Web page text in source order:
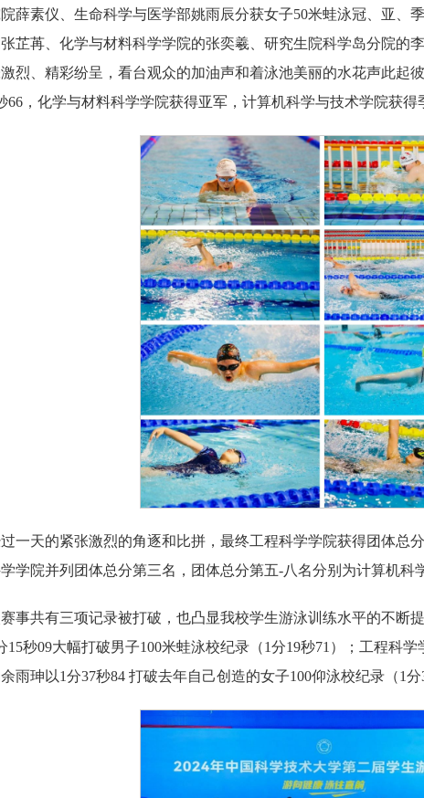
薛素仪、生命科学与医学部姚雨辰分获女子50米蛙泳冠、亚、
芷苒、化学与材料科学学院的张奕羲、研究生院科学岛分院的
烈、精彩纷呈，看台观众的加油声和着泳池美丽的水花声此起
66，化学与材料科学学院获得亚军，计算机科学与技术学院获得
一天的紧张激烈的角逐和比拼，最终工程科学学院获得团体总
学院并列团体总分第三名，团体总分第五-八名分别为计算机科
事共有三项记录被打破，也凸显我校学生游泳训练水平的不断
15秒09大幅打破男子100米蛙泳校纪录（1分19秒71）；工程科
雨珅以1分37秒84 打破去年自己创造的女子100仰泳校纪录（1分